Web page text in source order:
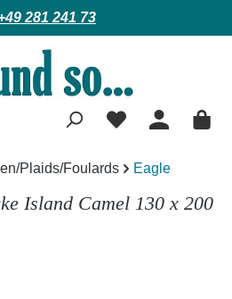
281 241 73
Plaids/Foulards Eagle
Island Camel 130 x 200